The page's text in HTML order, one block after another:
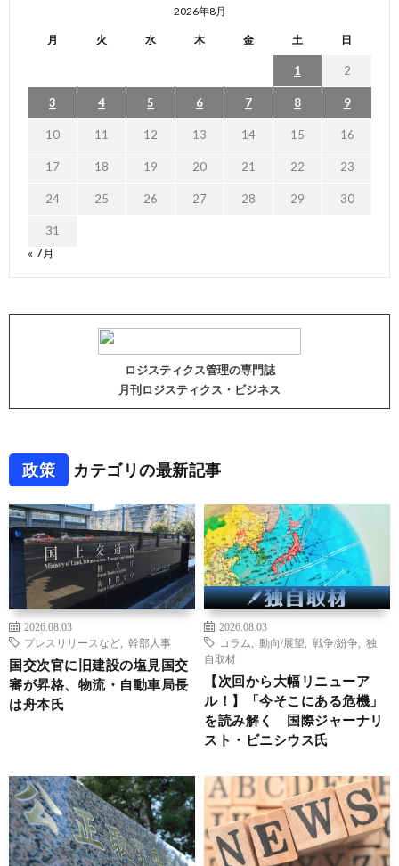
2026年8月
月 火 水 木 金 土 日
1 2
3 4 5 6 7 8 9
10 11 12 13 14 15 16
17 18 19 20 21 22 23
24 25 26 27 28 29 30
31
« 7月
ロジスティクス管理の専門誌
月刊ロジスティクス・ビジネス
政策 カテゴリの最新記事
2026.08.03
プレスリリースなど
幹部人事
国交次官に旧建設の塩見国交
審が昇格、物流・自動車局長
は舟本氏
2026.08.03
コラム
動向/展望 戦争/紛争
独
自取材
【次回から大幅リニューア
ル！】「今そこにある危機」
を読み解く 国際ジャーナリ
スト・ビニシウス氏